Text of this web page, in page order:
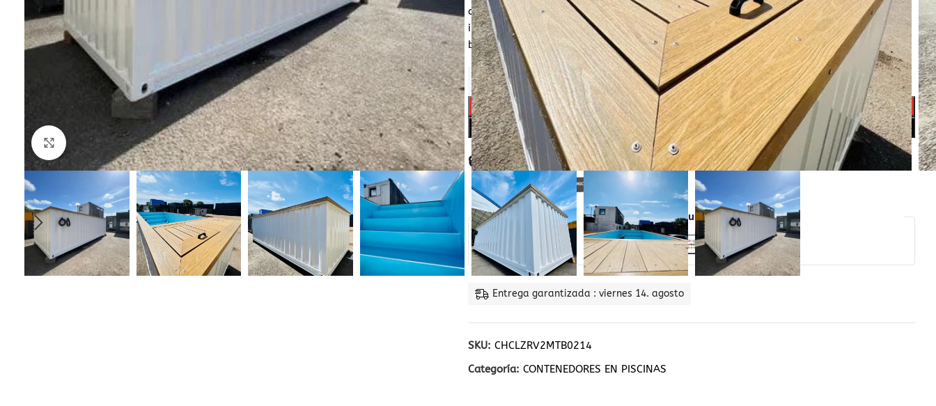
Haga Click para agrandar
contenedor cumple con las especificaciones de Sport & Spa, tiene un chorro de natación
incorporado y mide 6M de largo! Su magnífico diseño y su piscina azul pálido quedarán
bien en cualquier jardín.
AÑADIR AL CARRITO
COMPRAR AHORA
🔒 Pago seguro y protegido
Calidad del producto garantizada !
Entrega garantizada : viernes 14. agosto
SKU: CHCLZRV2MTB0214
Categoría: CONTENEDORES EN PISCINAS